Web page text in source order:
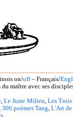
on/off– Français/
maître avec ses
Le Juste Milieu Les Trois
300 poèmes Tang L'Art de